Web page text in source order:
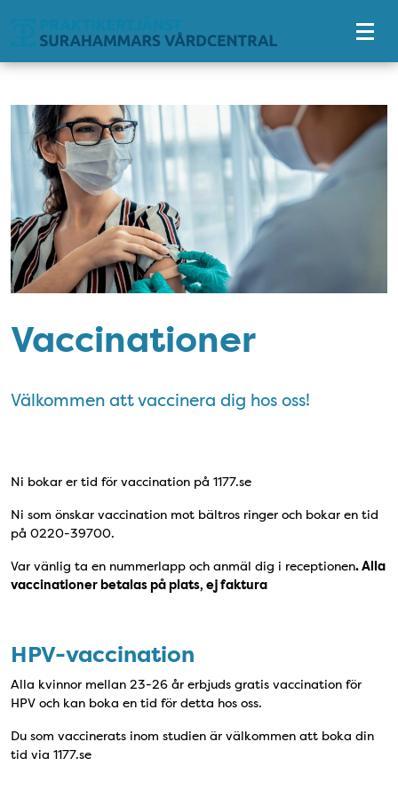
Vaccinationer
Välkommen att vaccinera dig hos oss!
Ni bokar er tid för vaccination på 1177.se
Ni som önskar vaccination mot bältros ringer och bokar en tid
på 0220-39700.
Var vänlig ta en nummerlapp och anmäl dig i receptionen. Alla
vaccinationer betalas på plats, ej faktura
HPV-vaccination
Alla kvinnor mellan 23-26 år erbjuds gratis vaccination för
HPV och kan boka en tid för detta hos oss.
Du som vaccinerats inom studien är välkommen att boka din
tid via 1177.se